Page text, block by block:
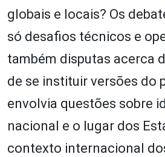
globais e locais? Os
só desafios técnicos e
também disputas acerca
de se instituir versões do
envolvia questões sobre
nacional e o lugar dos
contexto internacional